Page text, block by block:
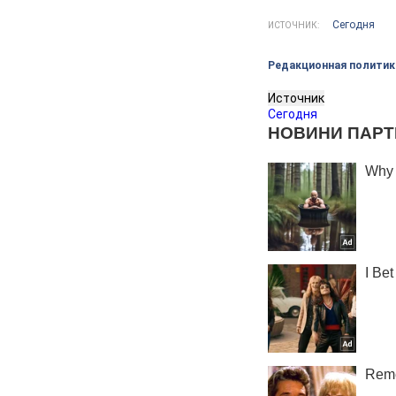
ИСТОЧНИК: Сегодня
Редакционная
Источник
Сегодня